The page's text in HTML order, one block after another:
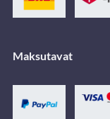
Maksutavat